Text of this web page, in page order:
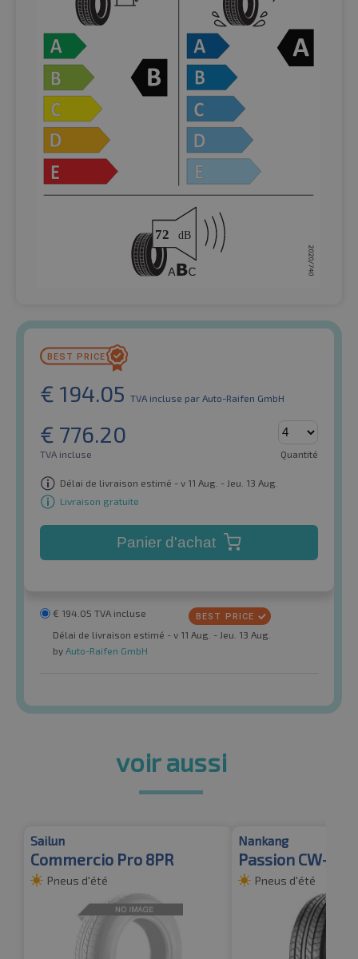
€ 194.05 TVA incluse par Auto-Raifen GmbH
€ 776.20
TVA incluse Quantité
Délai de livraison estimé - v 11 Aug. - Jeu. 13 Aug.
Livraison gratuite
Panier d'achat
€ 194.05 TVA incluse
Délai de livraison estimé - v 11 Aug. - Jeu. 13 Aug.
by Auto-Raifen GmbH
voir aussi
Sailun
Commercio Pro 8PR
Pneus d'été
Nankang
Passion CW-20
Pneus d'été